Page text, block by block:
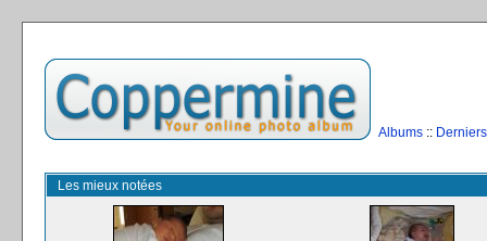
Albums::
Les mieux notées